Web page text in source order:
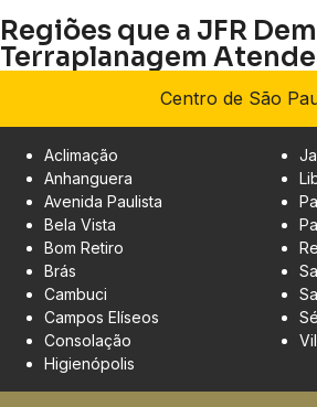
Regiões que a JFR
Terraplanagem Atende
Centro de São
Aclimação
Anhanguera
Avenida Paulista
Bela Vista
Bom Retiro
Brás
Cambuci
Campos Elíseos
Consolação
Higienópolis
Sé